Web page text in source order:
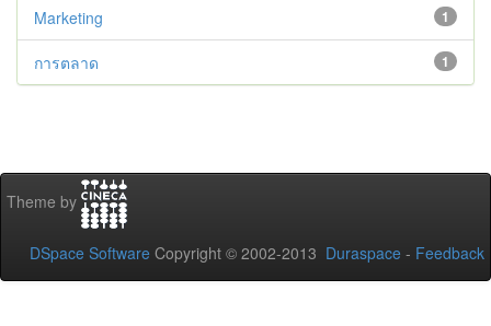
1
Marketing
1
การตลาด
Theme by
DSpace Software Copyright © 2002-2013 Duraspace - Feedback